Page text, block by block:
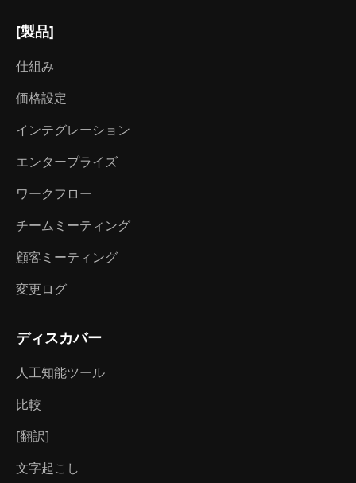
[製品]
仕組み
価格設定
インテグレーション
エンタープライズ
ワークフロー
チームミーティング
顧客ミーティング
変更ログ
ディスカバー
人工知能ツール
比較
[翻訳]
文字起こし